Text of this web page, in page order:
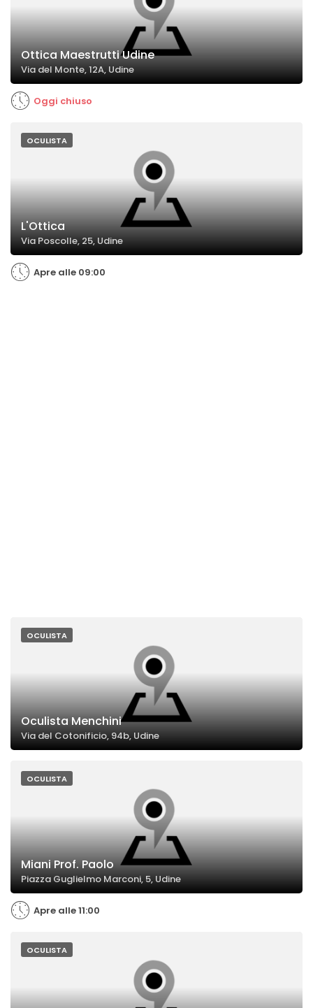
Ottica Maestrutti Udine
Via del Monte, 12A, Udine
Oggi chiuso
OCULISTA
L'Ottica
Via Poscolle, 25, Udine
Apre alle 09:00
OCULISTA
Oculista Menchini
Via del Cotonificio, 94b, Udine
OCULISTA
Miani Prof. Paolo
Piazza Guglielmo Marconi, 5, Udine
Apre alle 11:00
OCULISTA